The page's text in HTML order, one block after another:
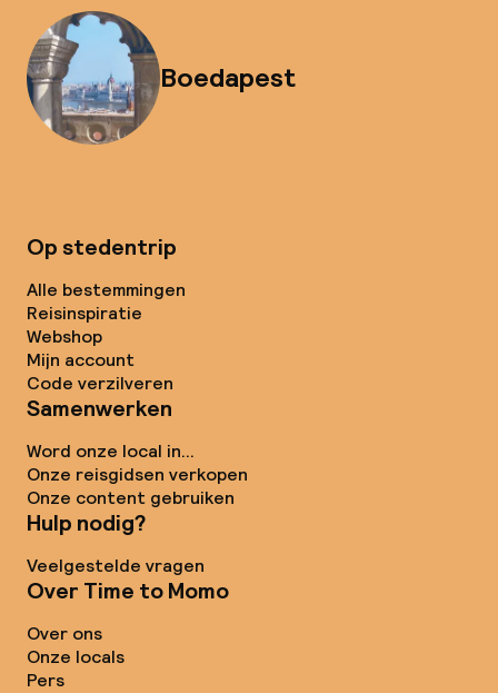
Boedapest
Op stedentrip
Alle bestemmingen
Reisinspiratie
Webshop
Mijn account
Code verzilveren
Samenwerken
Word onze local in...
Onze reisgidsen verkopen
Onze content gebruiken
Hulp nodig?
Veelgestelde vragen
Over Time to Momo
Over ons
Onze locals
Pers